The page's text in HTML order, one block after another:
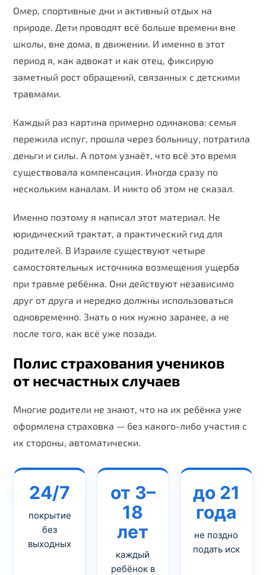
Омер, спортивные дни и активный отдых на
природе. Дети проводят всё больше времени вне
школы, вне дома, в движении. И именно в этот
период я, как адвокат и как отец, фиксирую
заметный рост обращений, связанных с детскими
травмами.
Каждый раз картина примерно одинакова: семья
пережила испуг, прошла через больницу, потратила
деньги и силы. А потом узнаёт, что всё это время
существовала компенсация. Иногда сразу по
нескольким каналам. И никто об этом не сказал.
Именно поэтому я написал этот материал. Не
юридический трактат, а практический гид для
родителей. В Израиле существуют четыре
самостоятельных источника возмещения ущерба
при травме ребёнка. Они действуют независимо
друг от друга и нередко должны использоваться
одновременно. Знать о них нужно заранее, а не
после того, как всё уже позади.
Полис страхования учеников
от несчастных случаев
Многие родители не знают, что на их ребёнка уже
оформлена страховка — без какого-либо участия с
их стороны, автоматически.
24/7
покрытие
без
выходных
от 3–
18
лет
каждый
ребёнок в
до 21
года
не поздно
подать иск